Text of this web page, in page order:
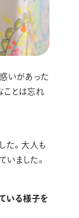
いがあった
ことは忘れ
た。大人も
いました。
いる様子を